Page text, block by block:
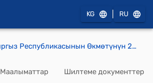
KG RU
Кыргыз Республикасынын Өкмөтүнүн 2005 жылынын 7-майынын № 179 "Банкрот болгон "Курулуш-Банк" АКБ, "Инсан" АКБ, "Меркюри" АКБ жана мурдагы "Кыргызэлбанк" (мурдагы - Кыргызстан Республикасынын граждандарынын аманаттарын сактоо жана кредиттөө банкы) коммерциялык банктарынын аманатчыларын социалдык колдоо жөнүндө" токтому
Маалыматтар Шилтеме документтер